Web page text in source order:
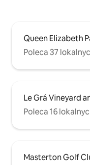
Queen Elizabeth
Poleca 37
Le Grá Vineyard
Poleca 16
Masterton Golf